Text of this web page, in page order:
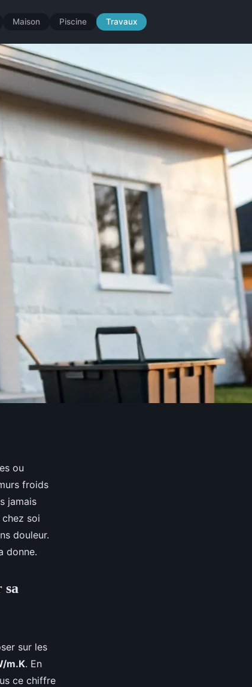
Maison Piscine Travaux
ou
froids
jamais
soi
douleur.
donne.
sa
sur les
m.K. En
ce chiffre